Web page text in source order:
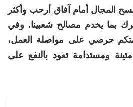
المجال أمام آفاق أرحب وأكثر
بما يخدم مصالح شعبينا. وفي
حرصي على مواصلة العمل،
ومستدامة تعود بالنفع على